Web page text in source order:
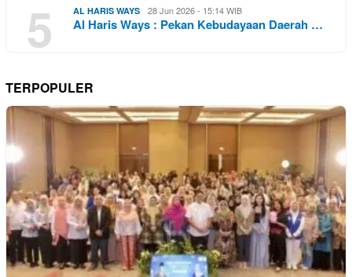
5 AL HARIS WAYS 28 Jun 2026 - 15:14 WIB
Al Haris Ways : Pekan Kebudayaan Daerah …
TERPOPULER